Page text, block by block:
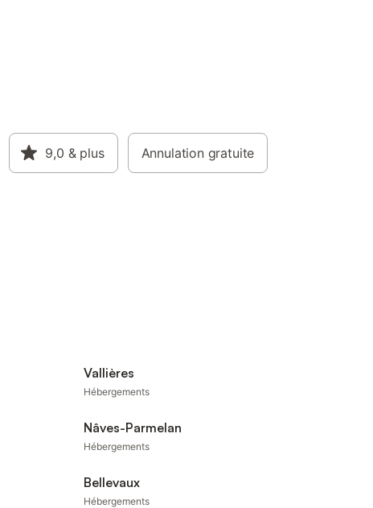
9,0 & plus Annulation gratuite
Vallières
Hébergements
Nâves-Parmelan
Hébergements
Bellevaux
Hébergements